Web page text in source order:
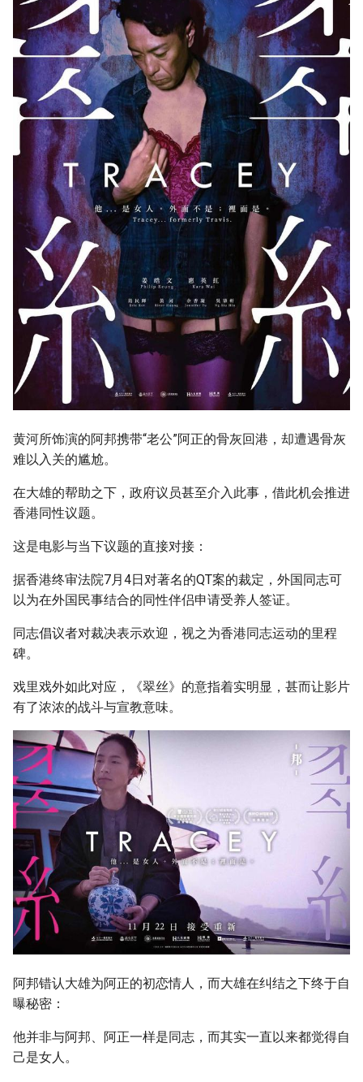
黄河所饰演的阿邦携带“老公”阿正的骨灰回港，却遭遇骨灰
难以入关的尴尬。
在大雄的帮助之下，政府议员甚至介入此事，借此机会推进
香港同性议题。
这是电影与当下议题的直接对接：
据香港终审法院7月4日对著名的QT案的裁定，外国同志可
以为在外国民事结合的同性伴侣申请受养人签证。
同志倡议者对裁决表示欢迎，视之为香港同志运动的里程
碑。
戏里戏外如此对应，《翠丝》的意指着实明显，甚而让影片
有了浓浓的战斗与宣教意味。
阿邦错认大雄为阿正的初恋情人，而大雄在纠结之下终于自
曝秘密：
他并非与阿邦、阿正一样是同志，而其实一直以来都觉得自
己是女人。